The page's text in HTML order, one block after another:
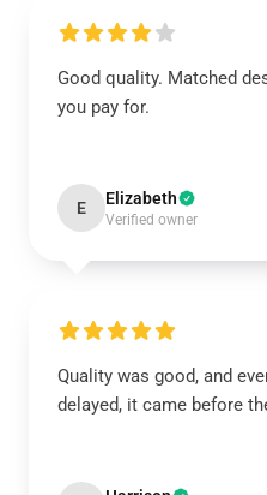
Good quality. Matched
you pay for.
E Elizabeth
Verified owner
Quality was good, and
delayed, it came before